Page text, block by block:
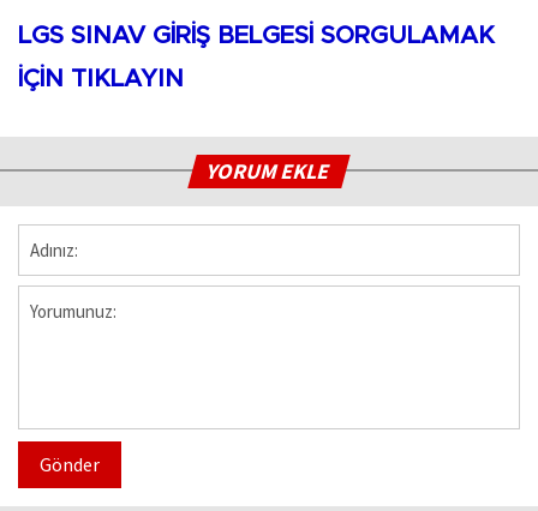
LGS SINAV GİRİŞ BELGESİ SORGULAMAK
İÇİN TIKLAYIN
YORUM EKLE
Gönder